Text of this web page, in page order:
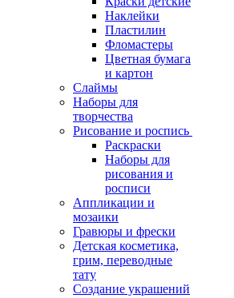
Наклейки
Пластилин
Фломастеры
Цветная бумага
и картон
Слаймы
Наборы для
творчества
Рисование и роспись
Раскраски
Наборы для
рисования и
росписи
Аппликации и
мозаики
Гравюры и фрески
Детская косметика,
грим, переводные
тату
Создание украшений